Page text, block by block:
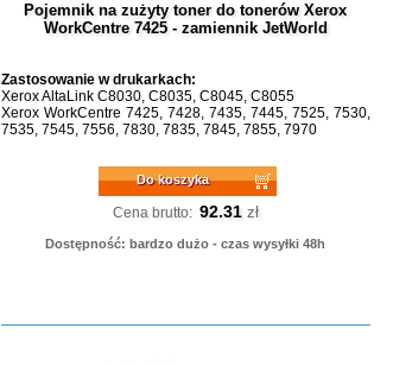
Pojemnik na zużyty toner do tonerów Xerox
WorkCentre 7425 - zamiennik JetWorld
Zastosowanie w drukarkach:
Xerox AltaLink C8030, C8035, C8045, C8055
Xerox WorkCentre 7425, 7428, 7435, 7445, 7525, 7530,
7535, 7545, 7556, 7830, 7835, 7845, 7855, 7970
Do koszyka
Cena brutto: 92.31 zł
Dostępność: bardzo dużo - czas wysyłki 48h